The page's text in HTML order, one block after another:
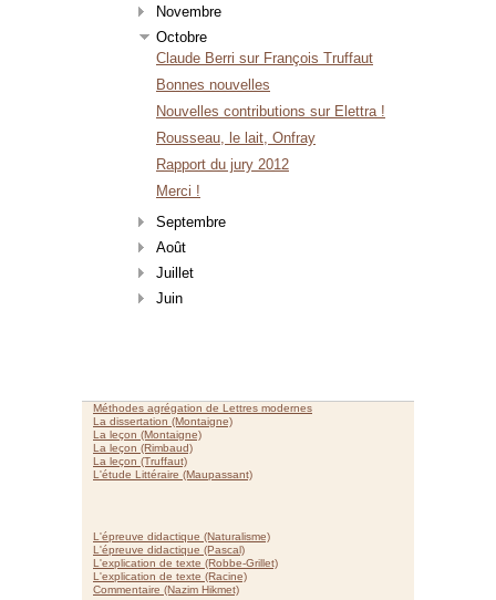
Novembre
Octobre
Claude Berri sur François Truffaut
Bonnes nouvelles
Nouvelles contributions sur Elettra !
Rousseau, le lait, Onfray
Rapport du jury 2012
Merci !
Septembre
Août
Juillet
Juin
Méthodes agrégation de Lettres modernes
La dissertation (Montaigne)
La leçon (Montaigne)
La leçon (Rimbaud)
La leçon (Truffaut)
L'étude Littéraire (Maupassant)
L'épreuve didactique (Naturalisme)
L'épreuve didactique (Pascal)
L'explication de texte (Robbe-Grillet)
L'explication de texte (Racine)
Commentaire (Nazim Hikmet)